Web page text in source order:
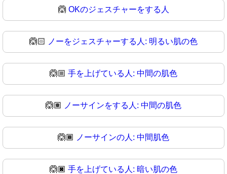
🙆 OKのジェスチャーをする人
🙆🏻 ノーをジェスチャーする人: 明るい肌の色
🙆🏼 手を上げている人: 中間の肌色
🙆🏽 ノーサインをする人: 中間の肌色
🙆🏾 ノーサインの人: 中間肌色
🙆🏿 手を上げている人: 暗い肌の色